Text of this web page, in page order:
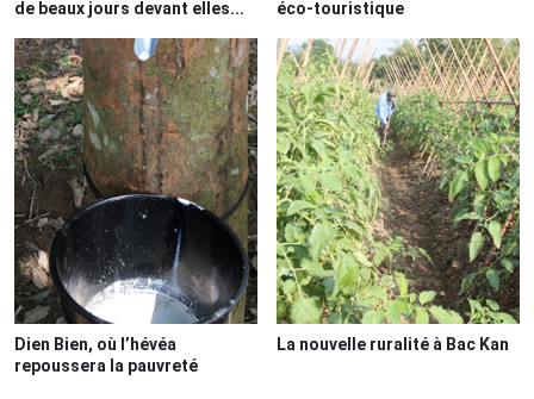
de beaux jours devant elles... éco-touristique
Dien Bien, où l’hévéa
repoussera la pauvreté
La nouvelle ruralité à Bac Kan